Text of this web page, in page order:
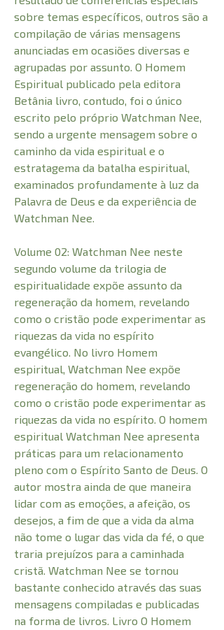
sobre temas específicos, outros são a
compilação de várias mensagens
anunciadas em ocasiões diversas e
agrupadas por assunto. O Homem
Espiritual publicado pela editora
Betânia livro, contudo, foi o único
escrito pelo próprio Watchman Nee,
sendo a urgente mensagem sobre o
caminho da vida espiritual e o
estratagema da batalha espiritual,
examinados profundamente à luz da
Palavra de Deus e da experiência de
Watchman Nee.
Volume 02: Watchman Nee neste
segundo volume da trilogia de
espiritualidade expõe assunto da
regeneração da homem, revelando
como o cristão pode experimentar as
riquezas da vida no espírito
evangélico. No livro Homem
espiritual, Watchman Nee expõe
regeneração do homem, revelando
como o cristão pode experimentar as
riquezas da vida no espírito. O homem
espiritual Watchman Nee apresenta
práticas para um relacionamento
pleno com o Espírito Santo de Deus. O
autor mostra ainda de que maneira
lidar com as emoções, a afeição, os
desejos, a fim de que a vida da alma
não tome o lugar das vida da fé, o que
traria prejuízos para a caminhada
cristã. Watchman Nee se tornou
bastante conhecido através das suas
mensagens compiladas e publicadas
na forma de livros. Livro O Homem